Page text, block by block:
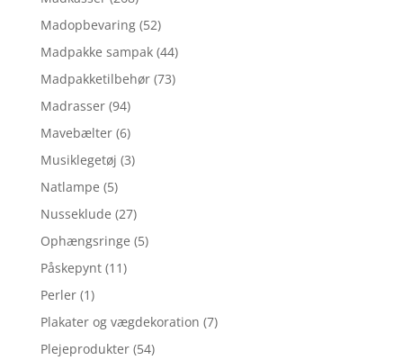
Madopbevaring (52)
Madpakke sampak (44)
Madpakketilbehør (73)
Madrasser (94)
Mavebælter (6)
Musiklegetøj (3)
Natlampe (5)
Nusseklude (27)
Ophængsringe (5)
Påskepynt (11)
Perler (1)
Plakater og vægdekoration (7)
Plejeprodukter (54)